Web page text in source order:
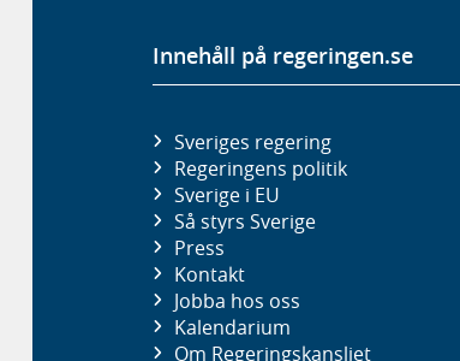
Innehåll på regeringen.se
Sveriges regering
Regeringens politik
Sverige i EU
Så styrs Sverige
Press
Kontakt
Jobba hos oss
Kalendarium
Om Regeringskansliet